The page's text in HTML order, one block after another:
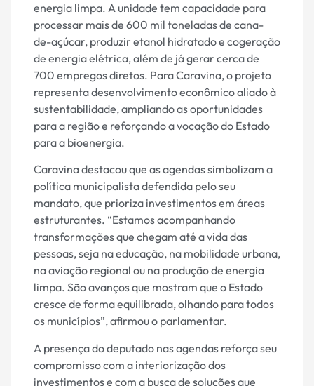
energia limpa. A unidade tem capacidade para
processar mais de 600 mil toneladas de cana-
de-açúcar, produzir etanol hidratado e cogeração
de energia elétrica, além de já gerar cerca de
700 empregos diretos. Para Caravina, o projeto
representa desenvolvimento econômico aliado à
sustentabilidade, ampliando as oportunidades
para a região e reforçando a vocação do Estado
para a bioenergia.
Caravina destacou que as agendas simbolizam a
política municipalista defendida pelo seu
mandato, que prioriza investimentos em áreas
estruturantes. “Estamos acompanhando
transformações que chegam até a vida das
pessoas, seja na educação, na mobilidade urbana,
na aviação regional ou na produção de energia
limpa. São avanços que mostram que o Estado
cresce de forma equilibrada, olhando para todos
os municípios”, afirmou o parlamentar.
A presença do deputado nas agendas reforça seu
compromisso com a interiorização dos
investimentos e com a busca de soluções que